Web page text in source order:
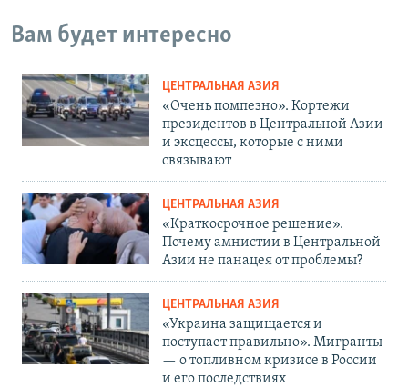
Вам будет интересно
ЦЕНТРАЛЬНАЯ АЗИЯ
«Очень помпезно». Кортежи
президентов в Центральной Азии
и эксцессы, которые с ними
связывают
ЦЕНТРАЛЬНАЯ АЗИЯ
«Краткосрочное решение».
Почему амнистии в Центральной
Азии не панацея от проблемы?
ЦЕНТРАЛЬНАЯ АЗИЯ
«Украина защищается и
поступает правильно». Мигранты
— о топливном кризисе в России
и его последствиях